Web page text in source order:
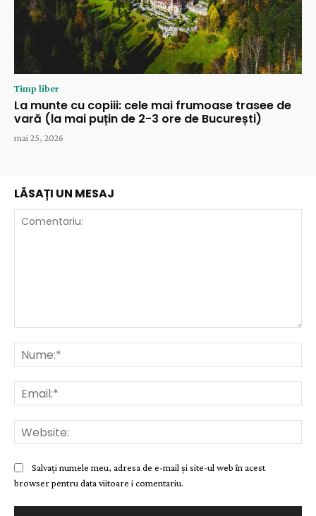
Timp liber
La munte cu copiii: cele mai frumoase trasee de
vară (la mai puțin de 2-3 ore de București)
mai 25, 2026
LĂSAȚI UN MESAJ
Salvați numele meu, adresa de e-mail și site-ul web în acest
browser pentru data viitoare i comentariu.